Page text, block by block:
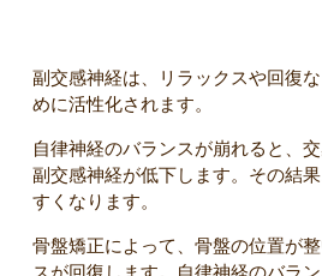
副交感神経は、リラックスや回復
めに活性化されます。
自律神経のバランスが崩れると、
副交感神経が低下します。その結
すくなります。
骨盤矯正によって、骨盤の位置が
スが回復します。自律神経のバラ